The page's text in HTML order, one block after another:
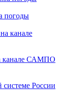
погоды
канале САМПО